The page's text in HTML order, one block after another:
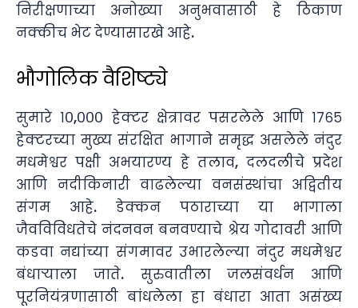
निरीक्षणाच्या अनोख्या अनुभवासाठी हे ठिकाण
नक्कीच भेट देण्यासारखे आहे.
भौगोलिक वैशिष्ट्ये
सुमारे १०,००० हेक्टर क्षेत्रावर पसरलेले आणि १७६५
हेक्टरच्या मुख्य संरक्षित भागाने समृद्ध असलेले नंदुर
मधमेश्वर पक्षी अभयारण्य हे तलाव, दलदलीचे प्रदेश
आणि नदीकिनारी वाढलेल्या वनसंस्थांचा अद्वितीय
संगम आहे. डेक्कन पठाराच्या या भागाला
जैवविविधतेचे नंदनवन बनवण्याचे श्रेय गोदावरी आणि
कडवा नद्यांच्या संगमावर उभारलेल्या नंदुर मधमेश्वर
बंधाऱ्याला जाते. सुरुवातीला जलसंवर्धन आणि
पूरनियंत्रणासाठी बांधलेला हा बंधारा आता असंख्य